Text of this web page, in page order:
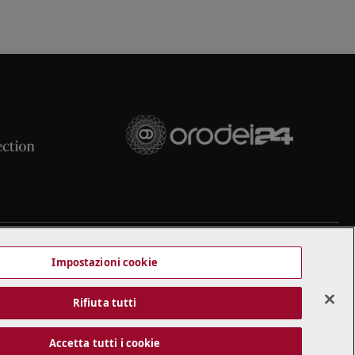
Impostazioni cookie
Rifiuta tutti
Accetta tutti i cookie